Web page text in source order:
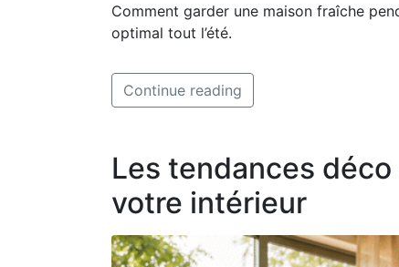
Comment garder une maison fraîche
optimal tout l’été.
Continue reading
Les tendances
votre intérieur